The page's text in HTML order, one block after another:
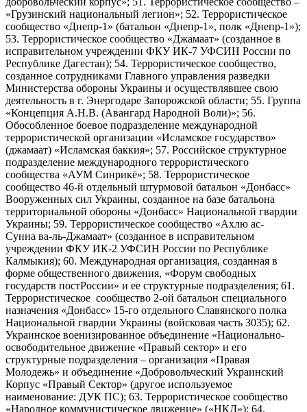
«Грузинский национальный легион»; 52. Террористическое
сообщество «Днепр-1» (батальон «Днепр-1», полк «Днепр-1»);
53. Террористическое сообщество «Джамаат» (созданное в
исправительном учреждении ФКУ ИК-7 УФСИН России по
Республике Дагестан); 54. Террористическое сообщество,
созданное сотрудниками Главного управления разведки
Министерства обороны Украины и осуществлявшее свою
деятельность в г. Энергодаре Запорожской области; 55. Группа
«Концепция А.Н.В. (Авангард Народной Воли)»; 56.
Обособленное боевое подразделение международной
террористической организации «Исламское государство»
(джамаат) «Исламская баккия»; 57. Российское структурное
подразделение международного террористического
сообщества «АУМ Синрикё»; 58. Террористическое
сообщество 46-й отдельный штурмовой батальон «Донбасс»
Вооруженных сил Украины, созданное на базе батальона
территориальной обороны «Донбасс» Национальной гвардии
Украины; 59. Террористическое сообщество «Ахлю ас-
Сунна ва-ль-Джамаат» (созданное в исправительном
учреждении ФКУ ИК-2 УФСИН России по Республике
Калмыкия); 60. Международная организация, созданная в
форме общественного движения, «Форум свободных
государств постРоссии» и ее структурные подразделения; 61.
Террористическое сообщество 2-ой батальон специального
назначения «Донбасс» 15-го отдельного Славянского полка
Национальной гвардии Украины (войсковая часть 3035); 62.
Украинское военизированное объединение «Национально-
освободительное движение «Правый сектор» и его
структурные подразделения – организация «Правая
Молодежь» и объединение «Добровольческий Украинский
Корпус «Правый Сектор» (другое используемое
наименование: ДУК ПС); 63. Террористическое сообщество
«Народное коммунистическое движение» («НКД»); 64.